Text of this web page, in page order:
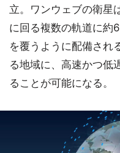
立。ワンウェブの衛星
に回る複数の軌道に約
を覆うように配備され
る地域に、高速かつ低
ることが可能になる。